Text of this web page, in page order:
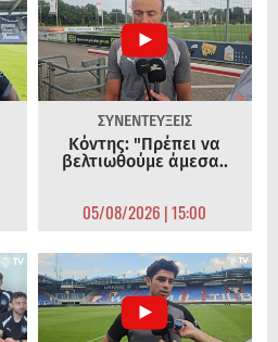
ΣΥΝΕΝΤΕΥΞΕΙΣ
Κόντης: "Πρέπει να
βελτιωθούμε άμεσα..
05/08/2026 | 15:00